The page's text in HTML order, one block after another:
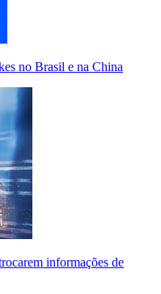
no Brasil e na China
informações de